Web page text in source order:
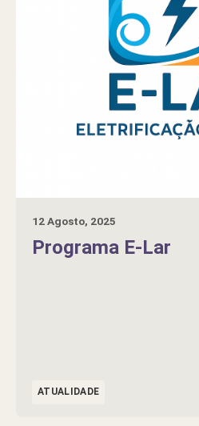
12 Agosto, 2025
Programa E-Lar
ATUALIDADE